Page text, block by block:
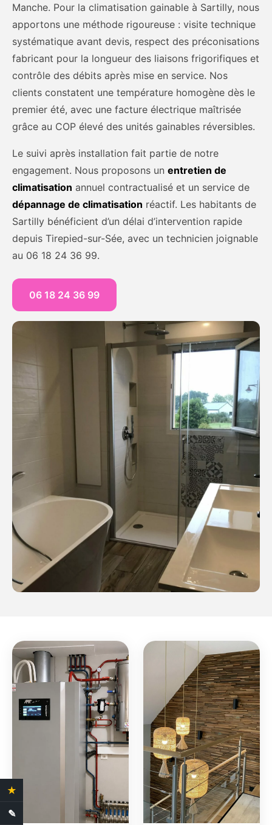
Manche. Pour la climatisation gainable à Sartilly, nous
apportons une méthode rigoureuse : visite technique
systématique avant devis, respect des préconisations
fabricant pour la longueur des liaisons frigorifiques et
contrôle des débits après mise en service. Nos
clients constatent une température homogène dès le
premier été, avec une facture électrique maîtrisée
grâce au COP élevé des unités gainables réversibles.
Le suivi après installation fait partie de notre
engagement. Nous proposons un entretien de
climatisation annuel contractualisé et un service de
dépannage de climatisation réactif. Les habitants de
Sartilly bénéficient d’un délai d’intervention rapide
depuis Tirepied-sur-Sée, avec un technicien joignable
au 06 18 24 36 99.
06 18 24 36 99
★
✎